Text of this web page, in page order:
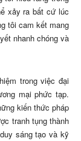
xảy ra bất cứ lúc
tôi cam kết mang
nhanh chóng và
trong việc đại
mại phức tạp.
kiến thức pháp
tranh tụng thành
sáng tạo và kỹ